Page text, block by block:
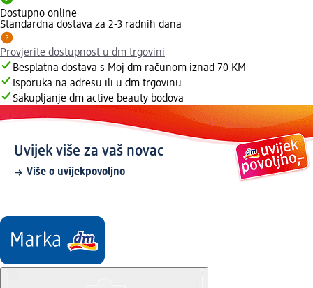
Dostupno online
Standardna dostava za 2-3 radnih dana
Provjerite dostupnost u dm trgovini
Besplatna dostava s Moj dm računom iznad 70 KM
Isporuka na adresu ili u dm trgovinu
Sakupljanje dm active beauty bodova
Uvijek više za vaš novac
Više o uvijekpovoljno